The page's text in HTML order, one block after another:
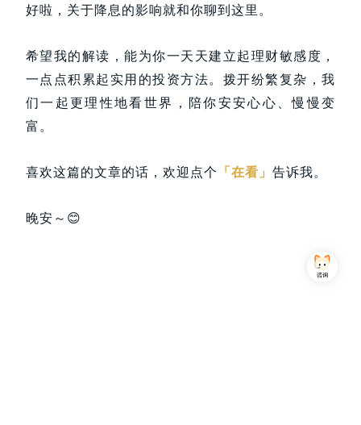
好啦，关于降息的影响就和你聊到这里。
希望我的解读，能为你一天天建立起理财敏感度，
一点点积累起实用的投资方法。拨开纷繁复杂，我
们一起更理性地看世界，陪你安安心心、慢慢变
富。
喜欢这篇的文章的话，欢迎点个 「在看」 告诉我。
晚安～😊